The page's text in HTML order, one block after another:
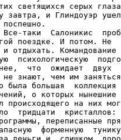
светящихся серых
завтра, и Глиндоуэр
таки  Салоникис
поездке. И потом.
отдыхать.
психологическую
что  ожидает
не знают, чем им
была большая  коллекция
о которых нынешние
происходящего на них
тридцати
переписанные
форменную